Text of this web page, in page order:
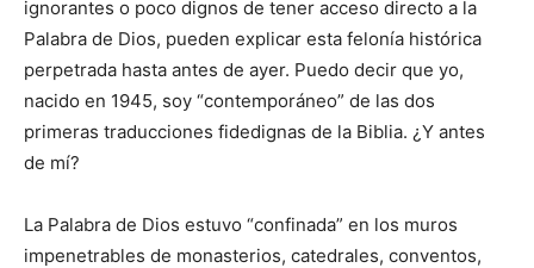
ignorantes o poco dignos de tener acceso directo a la
Palabra de Dios, pueden explicar esta felonía histórica
perpetrada hasta antes de ayer. Puedo decir que yo,
nacido en 1945, soy “contemporáneo” de las dos
primeras traducciones fidedignas de la Biblia. ¿Y antes
de mí?
La Palabra de Dios estuvo “confinada” en los muros
impenetrables de monasterios, catedrales, conventos,